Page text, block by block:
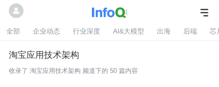
全部 企业动态 行业深度 AI&大模型 出海 后端 芯
淘宝应用技术架构
收录了 淘宝应用技术架构 频道下的 50 篇内容